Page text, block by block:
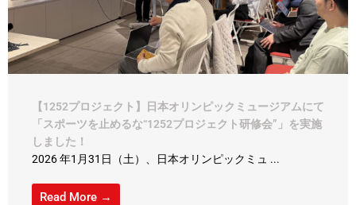
【1252プロジェクト】日本オリンピックミュージアムにて
「スポーツを止めるな“1252プロジェクト研修会”」を実施
しました！
2026 年1月31日（土）、日本オリンピックミュ ...
Read More →